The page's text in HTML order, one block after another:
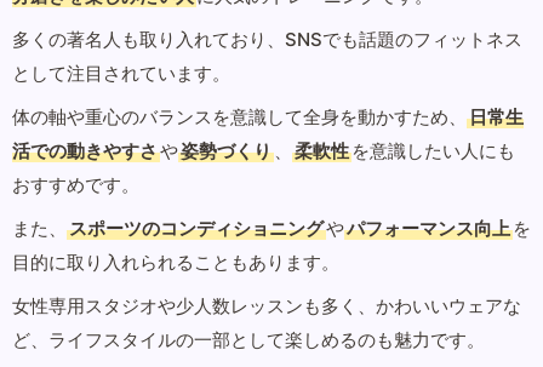
多くの著名人も取り入れており、SNSでも話題のフィットネス
として注目されています。
体の軸や重心のバランスを意識して全身を動かすため、
日常生
活での動きやすさや姿勢づくり 、 柔軟性 を意識したい人にも
おすすめです。
また、
スポーツのコンディショニングやパフォーマンス向上 を
目的に取り入れられることもあります。
女性専用スタジオや少人数レッスンも多く、かわいいウェアな
ど、ライフスタイルの一部として楽しめるのも魅力です。